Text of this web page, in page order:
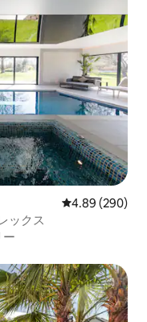
レビュー290
4.89 (290)
ックス
ー